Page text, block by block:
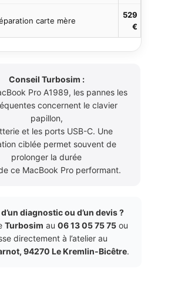
carte mère
529
€
Conseil Turbosim :
Pro A1989, les pannes les
concernent le clavier
papillon,
et les ports USB-C. Une
ciblée permet souvent de
prolonger la durée
ce MacBook Pro performant.
diagnostic ou d’un devis ?
Turbosim au 06 13 05 75 75 ou
directement à l’atelier au
94270 Le Kremlin-Bicêtre.